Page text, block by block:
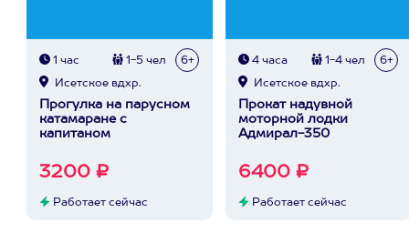
1 час 1-5 чел 6+
Исетское вдхр.
Прогулка на парусном
катамаране с
капитаном
3200 ₽
Работает сейчас
4 часа 1-4 чел 6+
Исетское вдхр.
Прокат надувной
моторной лодки
Адмирал-350
6400 ₽
Работает сейчас